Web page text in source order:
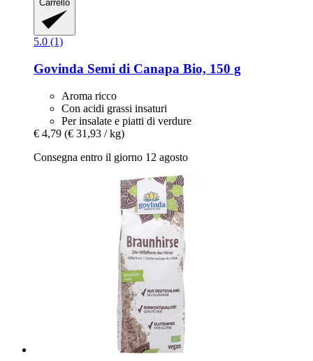
Carrello
5.0 (1)
Govinda Semi di Canapa Bio, 150 g
Aroma ricco
Con acidi grassi insaturi
Per insalate e piatti di verdure
€ 4,79 (€ 31,93 / kg)
Consegna entro il giorno 12 agosto